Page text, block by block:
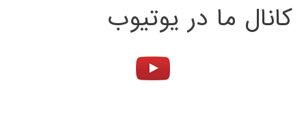
کانال ما در یوتیوب